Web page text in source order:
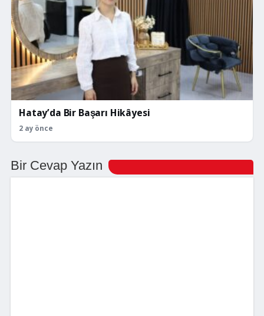
Hatay’da Bir Başarı Hikâyesi
2 ay önce
Bir Cevap Yazın